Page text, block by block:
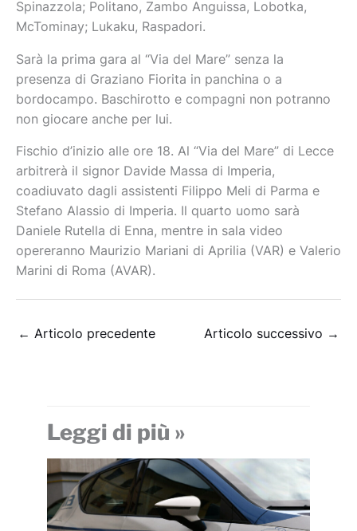
Spinazzola; Politano, Zambo Anguissa, Lobotka,
McTominay; Lukaku, Raspadori.
Sarà la prima gara al “Via del Mare” senza la
presenza di Graziano Fiorita in panchina o a
bordocampo. Baschirotto e compagni non potranno
non giocare anche per lui.
Fischio d’inizio alle ore 18. Al “Via del Mare” di Lecce
arbitrerà il signor Davide Massa di Imperia,
coadiuvato dagli assistenti Filippo Meli di Parma e
Stefano Alassio di Imperia. Il quarto uomo sarà
Daniele Rutella di Enna, mentre in sala video
opereranno Maurizio Mariani di Aprilia (VAR) e Valerio
Marini di Roma (AVAR).
← Articolo precedente Articolo successivo →
Leggi di più »